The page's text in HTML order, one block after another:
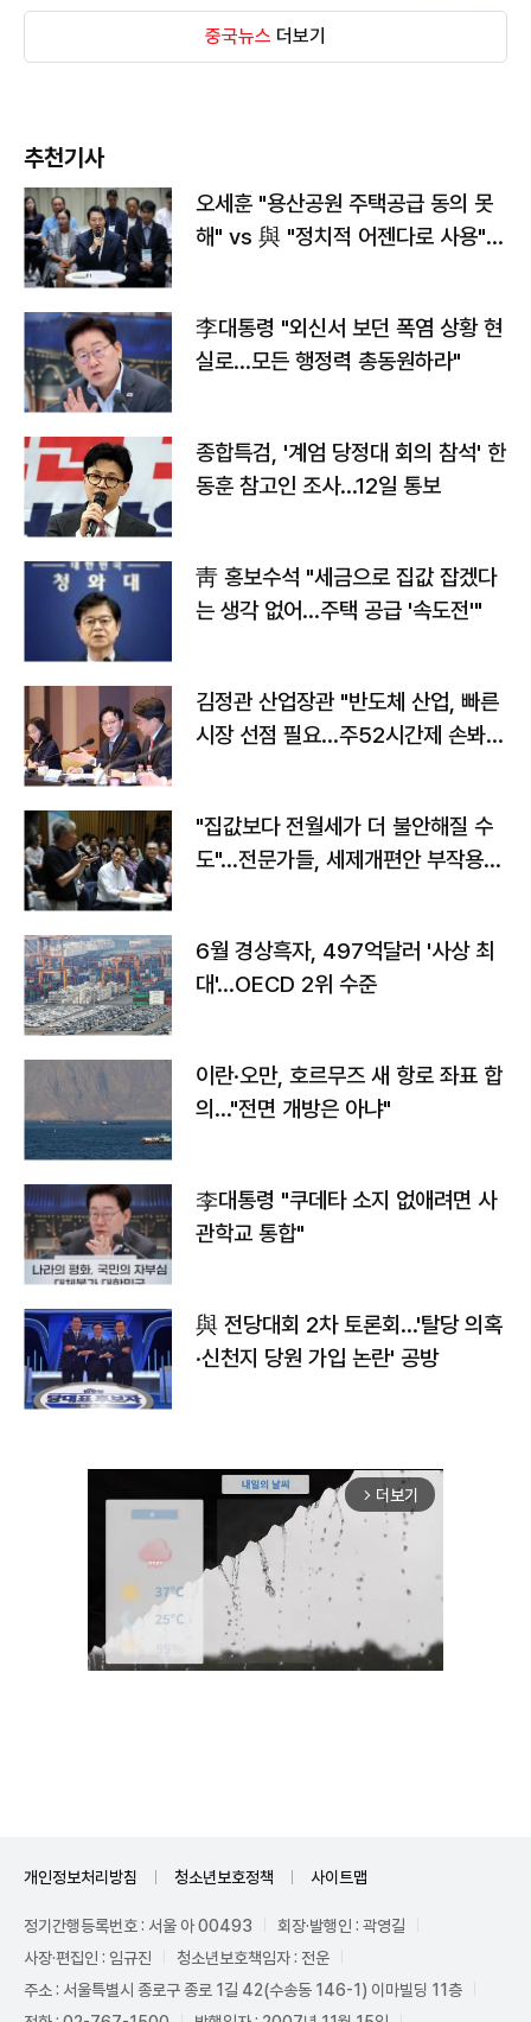
중국뉴스 더보기
추천기사
오세훈 "용산공원 주택공급 동의 못
해" vs 與 "정치적 어젠다로 사용"
李대통령 "외신서 보던 폭염 상황 현
실로…모든 행정력 총동원하라"
종합특검, '계엄 당정대 회의 참석' 한
동훈 참고인 조사...12일 통보
靑 홍보수석 "세금으로 집값 잡겠다
는 생각 없어…주택 공급 '속도전'"
김정관 산업장관 "반도체 산업, 빠른
시장 선점 필요…주52시간제 손봐
"집값보다 전월세가 더 불안해질 수
도"…전문가들, 세제개편안 부작용
6월 경상흑자, 497억달러 '사상 최
대'…OECD 2위 수준
이란·오만, 호르무즈 새 항로 좌표 합
의…"전면 개방은 아냐"
李대통령 "쿠데타 소지 없애려면 사
관학교 통합"
與 전당대회 2차 토론회…'탈당 의혹
·신천지 당원 가입 논란' 공방
arrow_forward_ios 더보기
개인정보처리방침 청소년보호정책 사이트맵
정기간행등록번호 : 서울 아 00493
회장·발행인 : 곽영길
사장·편집인 : 임규진
청소년보호책임자 : 전운
주소 : 서울특별시 종로구 종로 1길 42(수송동 146-1) 이마빌딩 11층